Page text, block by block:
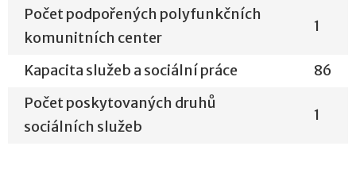
Počet podpořených polyfunkčních
komunitních center
1
Kapacita služeb a sociální práce
86
Počet poskytovaných druhů
sociálních služeb
1